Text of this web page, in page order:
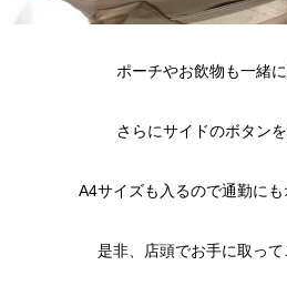
ポーチやお飲物も一緒
さらにサイドのボタン
A4サイズも入るので通勤に
是非、店頭でお手に取っ